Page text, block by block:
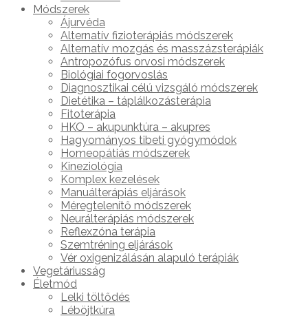
Módszerek
Ájurvéda
Alternatív fizioterápiás módszerek
Alternatív mozgás és masszázsterápiák
Antropozófus orvosi módszerek
Biológiai fogorvoslás
Diagnosztikai célú vizsgáló módszerek
Dietétika – táplálkozásterápia
Fitoterápia
HKO – akupunktúra – akupres
Hagyományos tibeti gyógymódok
Homeopátiás módszerek
Kineziológia
Komplex kezelések
Manuálterápiás eljárások
Méregtelenítő módszerek
Neurálterápiás módszerek
Reflexzóna terápia
Szemtréning eljárások
Vér oxigenizálásán alapuló terápiák
Vegetáriusság
Életmód
Lelki töltődés
Léböjtkúra